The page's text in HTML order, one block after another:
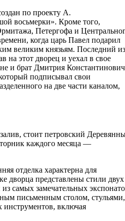
по проекту А.
восьмерки». Кроме того,
Петергофа и
когда царь Павел подарил
великим князьям. Последний из
на этот дворец и уехал в свое
и брат Дмитрия
подписывал свои
на две части каналом,
стоит петровский
каждого месяца —
отделка характерна для
дворца представлены стили двух
самых замечательных
письменным столом, стульями,
инструментов, включая